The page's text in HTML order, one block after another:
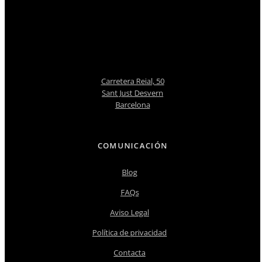
Carretera Reial, 50
Sant Just Desvern
Barcelona
COMUNICACIÓN
Blog
FAQs
Aviso Legal
Política de privacidad
Contacta